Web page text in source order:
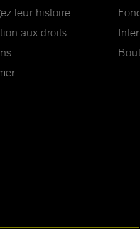
leur histoire
aux droits